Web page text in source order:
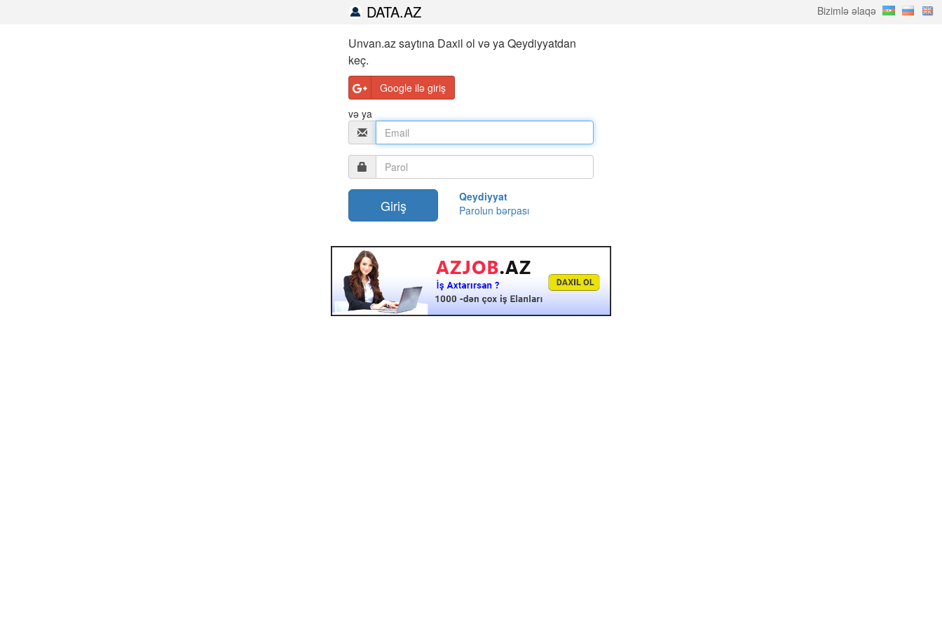
DATA.AZ Bizimlə əlaqə
Unvan.az saytına Daxil ol və ya Qeydiyyatdan
keç.
Google ilə giriş
və ya
Qeydiyyat
Parolun bərpası